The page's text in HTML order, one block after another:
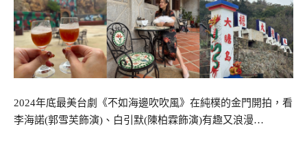
2024年底最美台劇《不如海邊吹吹風》在純樸的金門開拍，看
李海諾(郭雪芙飾演)、白引默(陳柏霖飾演)有趣又浪漫…